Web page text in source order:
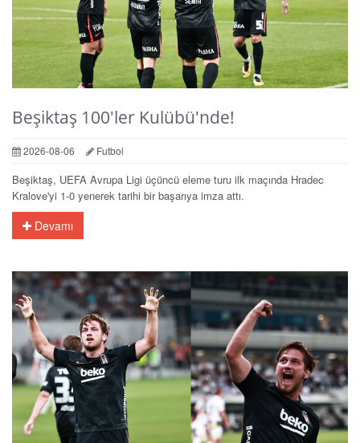
Beşiktaş 100'ler Kulübü'nde!
2026-08-06 Futbol
Beşiktaş, UEFA Avrupa Ligi üçüncü eleme turu ilk maçında Hradec
Kralove'yi 1-0 yenerek tarihi bir başarıya imza attı.
Devamı